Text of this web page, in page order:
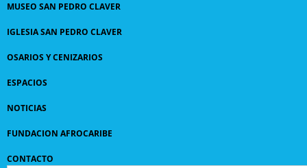
MUSEO SAN PEDRO CLAVER
IGLESIA SAN PEDRO CLAVER
OSARIOS Y CENIZARIOS
ESPACIOS
NOTICIAS
FUNDACION AFROCARIBE
CONTACTO